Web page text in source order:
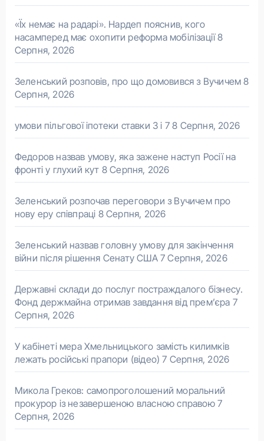
«Їх немає на радарі». Нардеп пояснив, кого
насамперед має охопити реформа мобілізації 8
Серпня, 2026
Зеленський розповів, про що домовився з Вучичем 8
Серпня, 2026
умови пільгової іпотеки ставки 3 і 7 8 Серпня, 2026
Федоров назвав умову, яка зажене наступ Росії на
фронті у глухий кут 8 Серпня, 2026
Зеленський розпочав переговори з Вучичем про
нову еру співпраці 8 Серпня, 2026
Зеленський назвав головну умову для закінчення
війни після рішення Сенату США 7 Серпня, 2026
Державні склади до послуг постраждалого бізнесу.
Фонд держмайна отримав завдання від прем’єра 7
Серпня, 2026
У кабінеті мера Хмельницького замість килимків
лежать російські прапори (відео) 7 Серпня, 2026
Микола Греков: самопроголошений моральний
прокурор із незавершеною власною справою 7
Серпня, 2026